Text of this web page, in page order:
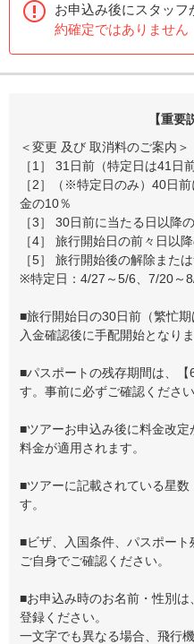
お申込み後にスタッフ
約確定ではありません
【重要
＜変更 及び 取消料のご案内＞
［1］ 31日前（特定日は41日
［2］（※特定日のみ）40日
金の10％
［3］ 30日前に当たる日以降
［4］ 旅行開始日の前々日以
［5］ 旅行開始後の解除また
※特定日：4/27～5/6、7/20～
■旅行開始日の30日前（繁忙
入金確認後に手配開始となりま
■パスポートの残存期間は、
す。事前に必ずご確認ください
■ツアーお申込み後に料金改
料金が適用されます。
■ツアーに記載されている星
す。
■ビザ、入国条件、パスポー
ご自身でご確認ください。
■お申込み時のお名前・性別
登録ください。
一文字でも異なる場合、飛行